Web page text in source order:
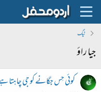
ٹیگ
جیا راؤ
کوئی حِس جگانے کو جی